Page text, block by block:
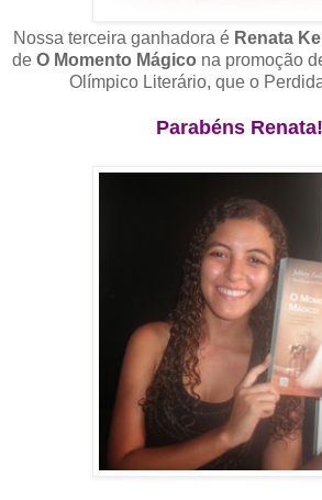
Nossa terceira ganhadora é Renata
deO Momento Mágico na promoção
Olímpico Literário, que o
Parabéns